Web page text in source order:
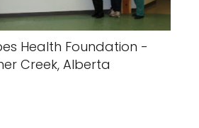
Health Foundation -
Creek, Alberta